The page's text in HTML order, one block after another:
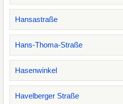
Hansastraße
Hans-Thoma-Straße
Hasenwinkel
Havelberger Straße